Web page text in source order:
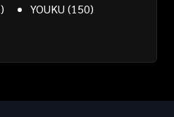
YOUKU (150)